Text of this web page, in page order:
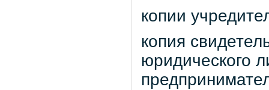
копии
копия
юридического